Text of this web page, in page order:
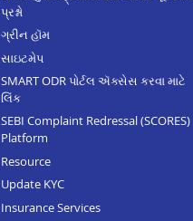
પ્રશ્નો
ગ્રીન હૉમ
સાઇટમેપ
SMART ODR પોર્ટલ ઍક્સેસ કરવા માટે
લિંક
SEBI Complaint Redressal (SCORES)
Platform
Resource
Update KYC
Insurance Services